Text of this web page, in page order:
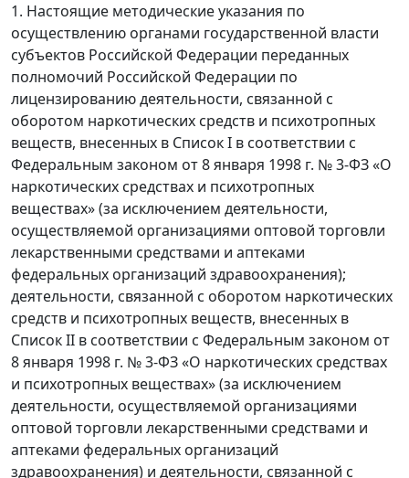
1. Настоящие методические указания по
осуществлению органами государственной власти
субъектов Российской Федерации переданных
полномочий Российской Федерации по
лицензированию деятельности, связанной с
оборотом наркотических средств и психотропных
веществ, внесенных в Список I в соответствии с
Федеральным законом от 8 января 1998 г. № 3-ФЗ «О
наркотических средствах и психотропных
веществах» (за исключением деятельности,
осуществляемой организациями оптовой торговли
лекарственными средствами и аптеками
федеральных организаций здравоохранения);
деятельности, связанной с оборотом наркотических
средств и психотропных веществ, внесенных в
Список II в соответствии с Федеральным законом от
8 января 1998 г. № 3-ФЗ «О наркотических средствах
и психотропных веществах» (за исключением
деятельности, осуществляемой организациями
оптовой торговли лекарственными средствами и
аптеками федеральных организаций
здравоохранения) и деятельности, связанной с